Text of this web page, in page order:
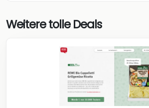
Weitere tolle Deals